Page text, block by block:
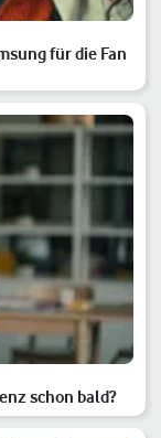
für die Fan
schon bald?